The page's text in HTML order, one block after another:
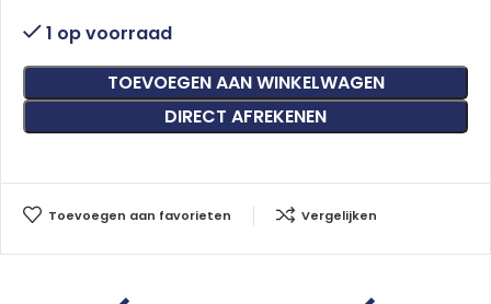
1 op voorraad
TOEVOEGEN AAN WINKELWAGEN
DIRECT AFREKENEN
Toevoegen aan favorieten Vergelijken